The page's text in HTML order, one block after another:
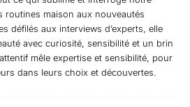
routines maison aux nouveautés
défilés aux interviews d’experts, elle
avec curiosité, sensibilité et un brin
mêle expertise et sensibilité, pour
dans leurs choix et découvertes.